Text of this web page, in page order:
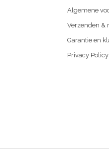
Algemene
Verzenden &
Garantie en
Privacy Policy